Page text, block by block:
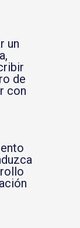
un
de
con